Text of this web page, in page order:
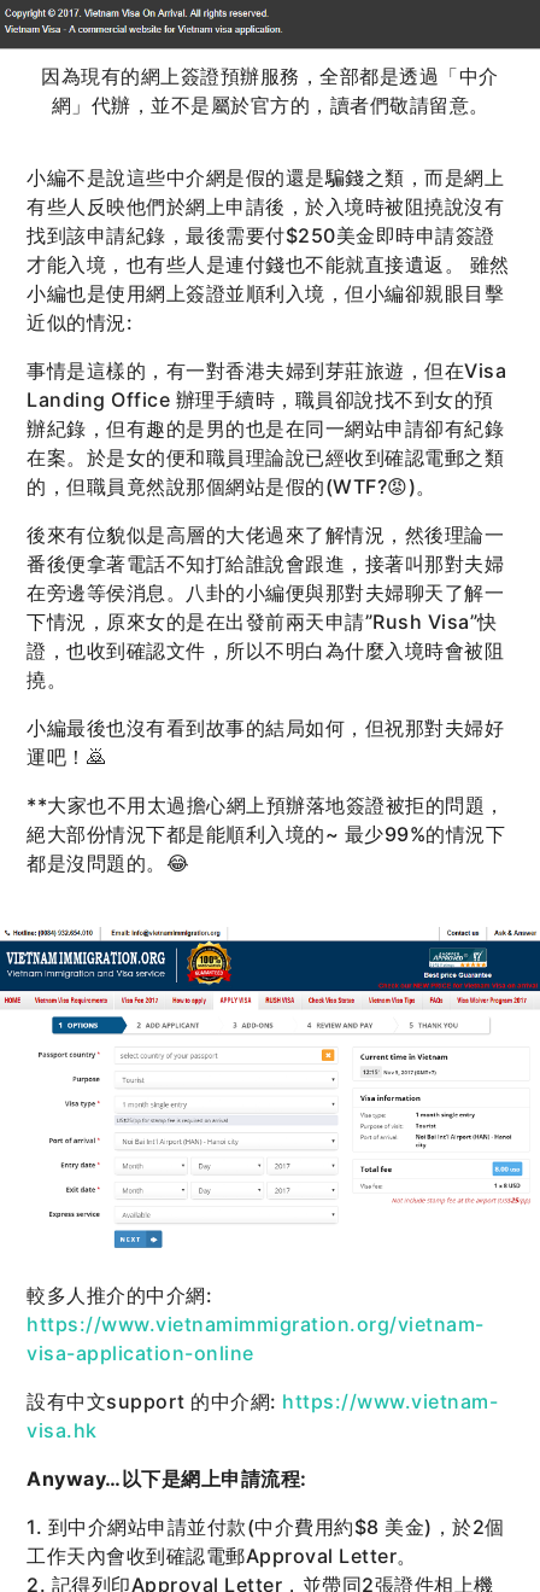
因為現有的網上簽證預辦服務，全部都是透過「中介
網」代辦，並不是屬於官方的，讀者們敬請留意。
小編不是說這些中介網是假的還是騙錢之類，而是網上
有些人反映他們於網上申請後，於入境時被阻撓說沒有
找到該申請紀錄，最後需要付$250美金即時申請簽證
才能入境，也有些人是連付錢也不能就直接遺返。 雖然
小編也是使用網上簽證並順利入境，但小編卻親眼目擊
近似的情況:
事情是這樣的，有一對香港夫婦到芽莊旅遊，但在Visa
Landing Office 辦理手續時，職員卻說找不到女的預
辦紀錄，但有趣的是男的也是在同一網站申請卻有紀錄
在案。於是女的便和職員理論說已經收到確認電郵之類
的，但職員竟然說那個網站是假的(WTF?😡)。
後來有位貌似是高層的大佬過來了解情況，然後理論一
番後便拿著電話不知打給誰說會跟進，接著叫那對夫婦
在旁邊等侯消息。八卦的小編便與那對夫婦聊天了解一
下情況，原來女的是在出發前兩天申請”Rush Visa”快
證，也收到確認文件，所以不明白為什麼入境時會被阻
撓。
小編最後也沒有看到故事的結局如何，但祝那對夫婦好
運吧！🙇
**大家也不用太過擔心網上預辦落地簽證被拒的問題，
絕大部份情況下都是能順利入境的~ 最少99%的情況下
都是沒問題的。😂
較多人推介的中介網:
https://www.vietnamimmigration.org/vietnam-
visa-application-online
設有中文support 的中介網: https://www.vietnam-
visa.hk
Anyway…以下是網上申請流程:
1. 到中介網站申請並付款(中介費用約$8 美金)，於2個
工作天內會收到確認電郵Approval Letter。
2. 記得列印Approval Letter，並帶同2張證件相上機